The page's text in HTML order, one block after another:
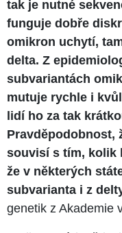
tak je nutné
funguje dobře
omikron uchytí,
delta. Z
subvariantách
mutuje rychle i
lidí ho za tak
Pravděpodobnost,
souvisí s tím, kolik
že v některých
subvarianta i z
genetik z Akademie